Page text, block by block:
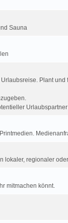
Sauna
Plant und
lokaler, regionaler
mitmachen könnt.